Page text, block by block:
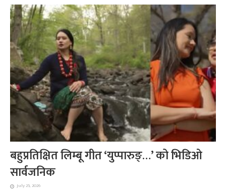
बहुप्रतिक्षित लिम्बू गीत ‘युप्पारुङ्…’ को भिडिओ
सार्वजनिक
July 25, 2026